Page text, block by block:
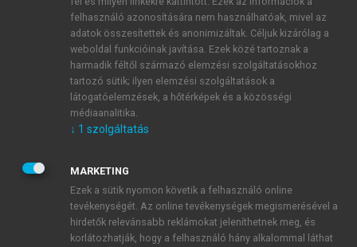
1 óra díjmentes hozzáférés
E-MAIL-CÍM
JELSZÓ
JELSZÓ ÚJRA
felhasználó azonosítására nem használhatóak, mivel az
adatok összesítettek és anonimizáltak. Céljuk kizárólag a
weboldal funkcióinak javítása. Ezek közé tartoznak a
harmadik féltől származó elemzési szolgáltatásokhoz
tartozó sütik; ilyen elemzési szolgáltatások a
látogatóelemzések, a hőtérképek és a közösségi
médiaanalitika.
↓ 1 szolgáltatás
MARKETING
Ezek a sütik nyomon követik a felhasználó online
tevékenységét. Az online tevékenységek megismerésével a
hirdetők relevánsabb reklámokat jeleníthetnek meg, és
korlátozhatják, hogy a felhasználó hány alkalommal láthat